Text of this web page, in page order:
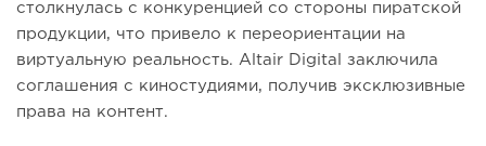
столкнулась с конкуренцией со стороны пиратской
продукции, что привело к переориентации на
виртуальную реальность. Altair Digital заключила
соглашения с киностудиями, получив эксклюзивные
права на контент.